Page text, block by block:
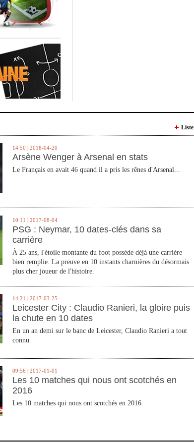
Liste
14:50 | 2018-04-20
Arsène Wenger à Arsenal en stats
Le Français en avait 46 quand il a pris les rênes d'Arsenal...
10:11 | 2017-08-04
PSG : Neymar, 10 dates-clés dans sa
carrière
À 25 ans, l'étoile montante du foot possède déjà une carrière
bien remplie. La preuve en 10 instants charnières du désormais
plus cher joueur de l'histoire.
14:21 | 2017-03-25
Leicester City : Claudio Ranieri, la gloire puis
la chute en 10 dates
En un an demi sur le banc de Leicester, Claudio Ranieri a tout
connu.
09:56 | 2017-01-01
Les 10 matches qui nous ont scotchés en
2016
Les 10 matches qui nous ont scotchés en 2016